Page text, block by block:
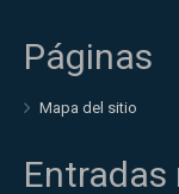
Páginas
Mapa del sitio